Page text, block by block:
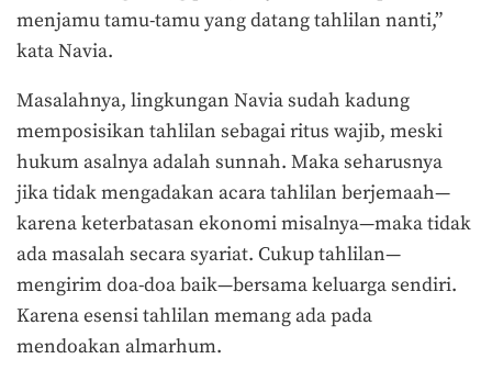
menjamu tamu-tamu yang datang tahlilan nanti,”
kata Navia.
Masalahnya, lingkungan Navia sudah kadung
memposisikan tahlilan sebagai ritus wajib, meski
hukum asalnya adalah sunnah. Maka seharusnya
jika tidak mengadakan acara tahlilan berjemaah—
karena keterbatasan ekonomi misalnya—maka tidak
ada masalah secara syariat. Cukup tahlilan—
mengirim doa-doa baik—bersama keluarga sendiri.
Karena esensi tahlilan memang ada pada
mendoakan almarhum.